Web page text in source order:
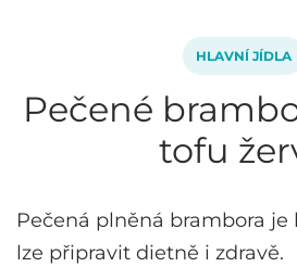
HLAVNÍ JÍDLA
Pečené
tofu
Pečená plněná brambora
lze připravit dietně i zdravě.